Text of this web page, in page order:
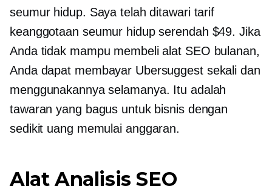
seumur hidup. Saya telah ditawari tarif
keanggotaan seumur hidup serendah $49. Jika
Anda tidak mampu membeli alat SEO bulanan,
Anda dapat membayar Ubersuggest sekali dan
menggunakannya selamanya. Itu adalah
tawaran yang bagus untuk bisnis dengan
sedikit uang memulai anggaran.
Alat Analisis SEO